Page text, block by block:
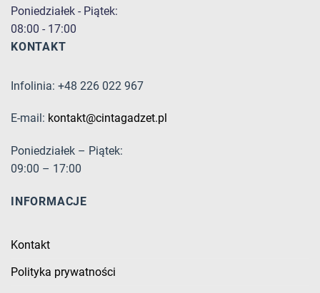
Poniedziałek - Piątek:
08:00 - 17:00
KONTAKT
Infolinia: +48 226 022 967
E-mail: kontakt@cintagadzet.pl
Poniedziałek – Piątek:
09:00 – 17:00
INFORMACJE
Kontakt
Polityka prywatności